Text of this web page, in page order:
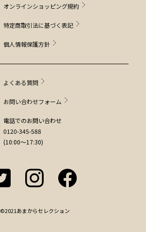
オンラインショッピング規約
特定商取引法に基づく表記
個人情報保護方針
よくある質問
お問い合わせフォーム
電話でのお問い合わせ
0120-345-588
(10:00～17:30)
©2021あまからセレクション